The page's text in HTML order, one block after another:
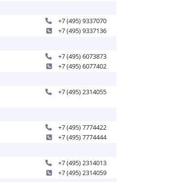
+7 (495) 9337070
+7 (495) 9337136
+7 (495) 6073873
+7 (495) 6077402
+7 (495) 2314055
+7 (495) 7774422
+7 (495) 7774444
+7 (495) 2314013
+7 (495) 2314059